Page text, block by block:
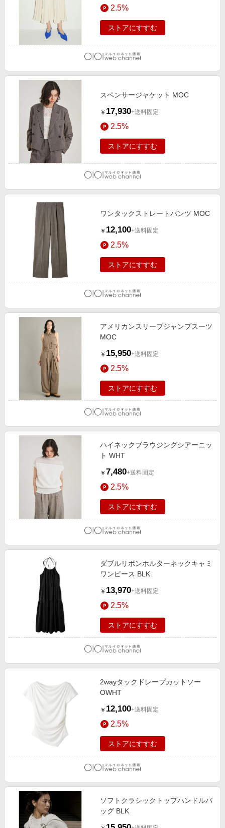
2.5%
ストアにすすむ
スペンサージャケット MOC
￥ 17,930+送料固定
2.5%
ストアにすすむ
ワンタックストレートパンツ MOC
￥ 12,100+送料固定
2.5%
ストアにすすむ
アメリカンスリーブジャンプスーツ
MOC
￥ 15,950+送料固定
2.5%
ストアにすすむ
ハイネックブラウジングシアーニッ
ト WHT
￥ 7,480+送料固定
2.5%
ストアにすすむ
ダブルリボンホルターネックキャミ
ワンピース BLK
￥ 13,970+送料固定
2.5%
ストアにすすむ
2wayタックドレープカットソー
OWHT
￥ 12,100+送料固定
2.5%
ストアにすすむ
ソフトクラシックトップハンドルバ
ッグ BLK